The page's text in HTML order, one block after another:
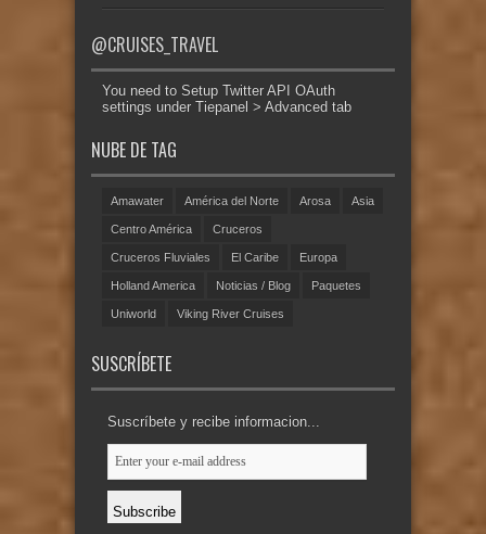
@CRUISES_TRAVEL
You need to Setup Twitter API OAuth
settings under Tiepanel > Advanced tab
NUBE DE TAG
Amawater América del Norte Arosa Asia
Centro América Cruceros
Cruceros Fluviales El Caribe Europa
Holland America Noticias / Blog Paquetes
Uniworld Viking River Cruises
SUSCRÍBETE
Suscríbete y recibe informacion...